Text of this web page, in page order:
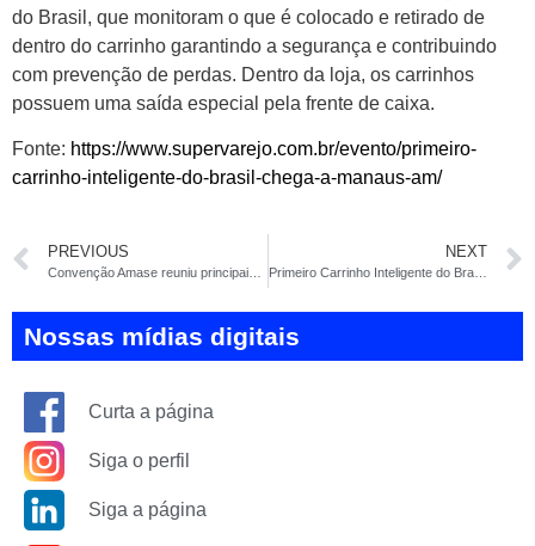
do Brasil, que monitoram o que é colocado e retirado de
dentro do carrinho garantindo a segurança e contribuindo
com prevenção de perdas. Dentro da loja, os carrinhos
possuem uma saída especial pela frente de caixa.
Fonte: https://www.supervarejo.com.br/evento/primeiro-
carrinho-inteligente-do-brasil-chega-a-manaus-am/
PREVIOUS NEXT
Primeiro Carrinho Inteligente do Brasil chega a Manaus
Nossas mídias digitais
Curta a página
Siga o perfil
Siga a página